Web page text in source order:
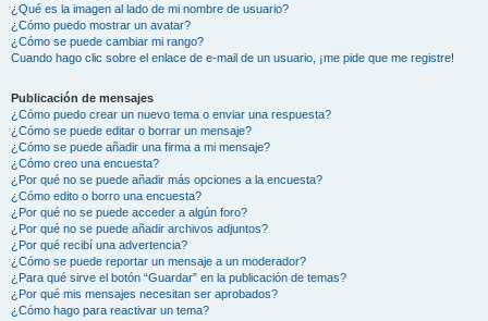
¿Qué es la imagen al lado de mi nombre de usuario?
¿Cómo puedo mostrar un avatar?
¿Cómo se puede cambiar mi rango?
Cuando hago clic sobre el enlace de e-mail de un usuario, ¡me pide que me registre!
Publicación de mensajes
¿Cómo puedo crear un nuevo tema o enviar una respuesta?
¿Cómo se puede editar o borrar un mensaje?
¿Cómo se puede añadir una firma a mi mensaje?
¿Cómo creo una encuesta?
¿Por qué no se puede añadir más opciones a la encuesta?
¿Cómo edito o borro una encuesta?
¿Por qué no se puede acceder a algún foro?
¿Por qué no se puede añadir archivos adjuntos?
¿Por qué recibí una advertencia?
¿Cómo se puede reportar un mensaje a un moderador?
¿Para qué sirve el botón “Guardar” en la publicación de temas?
¿Por qué mis mensajes necesitan ser aprobados?
¿Cómo hago para reactivar un tema?